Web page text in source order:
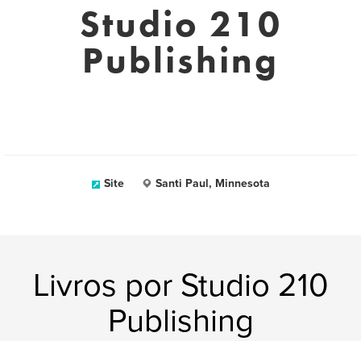
Studio 210
Publishing
Site Santi Paul, Minnesota
Livros por Studio 210
Publishing